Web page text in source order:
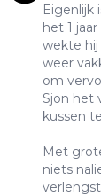
Eigenlijk
het 1
wekte hij
weer
om
Sjon het
kussen
Met
niets